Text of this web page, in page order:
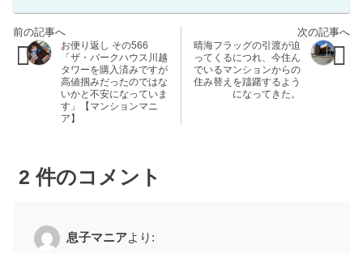
お便り返し その566
「ザ・パークハウス川越
タワーを購入済みですが
高値掴みだったのではな
いかと不安になっていま
す」【マンションマニ
ア】
晴海フラッグの引渡が迫
ってくるにつれ、今住ん
でいるマンションからの
住み替えを躊躇するよう
になってきた。
2 件のコメント
息子マニアより: